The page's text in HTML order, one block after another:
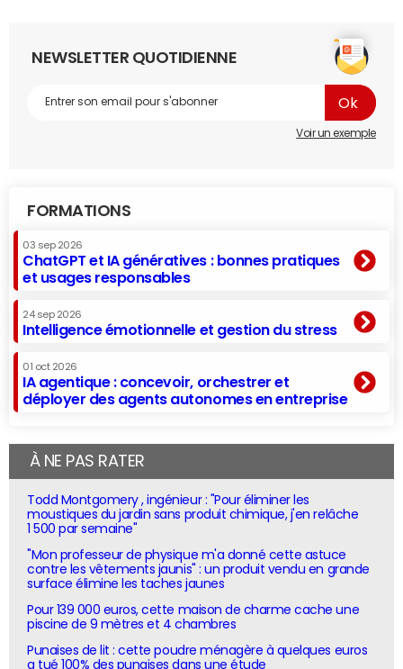
NEWSLETTER QUOTIDIENNE
Voir un exemple
FORMATIONS
03 sep 2026
ChatGPT et IA génératives : bonnes pratiques
et usages responsables
24 sep 2026
Intelligence émotionnelle et gestion du stress
01 oct 2026
IA agentique : concevoir, orchestrer et
déployer des agents autonomes en entreprise
À NE PAS RATER
Todd Montgomery , ingénieur : "Pour éliminer les
moustiques du jardin sans produit chimique, j'en relâche
1 500 par semaine"
"Mon professeur de physique m'a donné cette astuce
contre les vêtements jaunis" : un produit vendu en grande
surface élimine les taches jaunes
Pour 139 000 euros, cette maison de charme cache une
piscine de 9 mètres et 4 chambres
Punaises de lit : cette poudre ménagère à quelques euros
a tué 100% des punaises dans une étude